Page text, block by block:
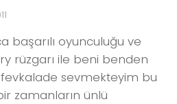
başarılı oyunculuğu ve
rüzgarı ile beni benden
sevmekteyim bu
zamanların ünlü